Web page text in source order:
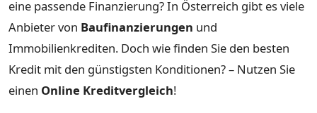
eine passende Finanzierung? In Österreich gibt es viele
Anbieter von Baufinanzierungen und
Immobilienkrediten. Doch wie finden Sie den besten
Kredit mit den günstigsten Konditionen? – Nutzen Sie
einen Online Kreditvergleich!